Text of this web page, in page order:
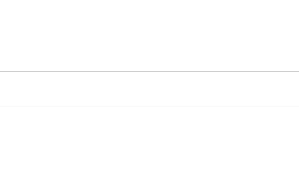
Modelli Organizzativi tra